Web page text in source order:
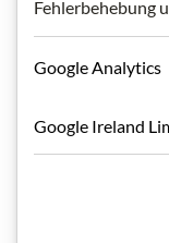
Fehlerbehebung
Google Analytics
Google Ireland